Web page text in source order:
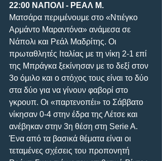
22:00 ΝΑΠΟΛΙ - ΡΕΑΛ Μ.
Ματσάρα περιμένουμε στο «Ντιέγκο
Αρμάντο Μαραντόνα» ανάμεσα σε
Νάπολι και Ρεάλ Μαδρίτης. Οι
πρωταθλητές Ιταλίας με τη νίκη 2-1 επί
της Μπράγκα ξεκίνησαν με το δεξί στον
3ο όμιλο και ο στόχος τους είναι το δύο
στα δύο για να γίνουν φαβορί στο
γκρουπ. Οι «παρτενοπέι» το Σάββατο
νίκησαν 0-4 στην έδρα της Λέτσε και
ανέβηκαν στην 3η θέση στη Serie A.
Ένα από τα βασικά θέματα είναι οι
τεταμένες σχέσεις του προπονητή